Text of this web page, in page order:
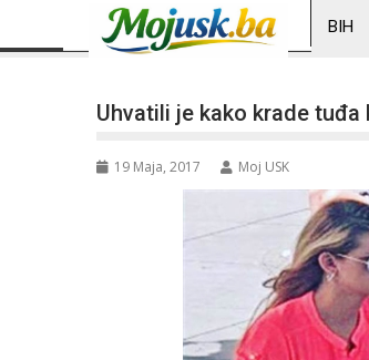
BIH
Uhvatili je kako krade
19 Maja, 2017 Moj USK